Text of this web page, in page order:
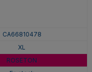
CA66810478
XL
ROSETON